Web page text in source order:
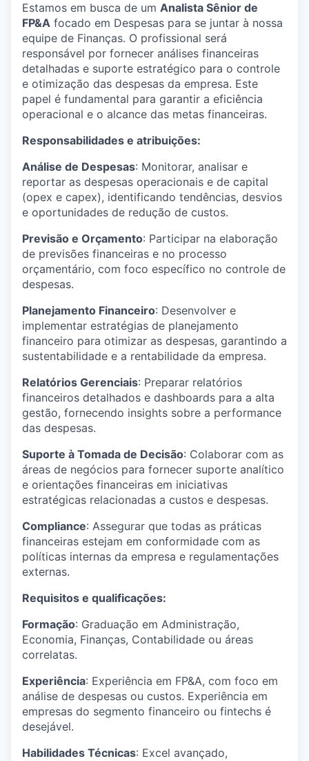
Estamos em busca de um Analista Sênior de
FP&A focado em Despesas para se juntar à nossa
equipe de Finanças. O profissional será
responsável por fornecer análises financeiras
detalhadas e suporte estratégico para o controle
e otimização das despesas da empresa. Este
papel é fundamental para garantir a eficiência
operacional e o alcance das metas financeiras.
Responsabilidades e atribuições:
Análise de Despesas: Monitorar, analisar e
reportar as despesas operacionais e de capital
(opex e capex), identificando tendências, desvios
e oportunidades de redução de custos.
Previsão e Orçamento: Participar na elaboração
de previsões financeiras e no processo
orçamentário, com foco específico no controle de
despesas.
Planejamento Financeiro: Desenvolver e
implementar estratégias de planejamento
financeiro para otimizar as despesas, garantindo a
sustentabilidade e a rentabilidade da empresa.
Relatórios Gerenciais: Preparar relatórios
financeiros detalhados e dashboards para a alta
gestão, fornecendo insights sobre a performance
das despesas.
Suporte à Tomada de Decisão: Colaborar com as
áreas de negócios para fornecer suporte analítico
e orientações financeiras em iniciativas
estratégicas relacionadas a custos e despesas.
Compliance: Assegurar que todas as práticas
financeiras estejam em conformidade com as
políticas internas da empresa e regulamentações
externas.
Requisitos e qualificações:
Formação: Graduação em Administração,
Economia, Finanças, Contabilidade ou áreas
correlatas.
Experiência: Experiência em FP&A, com foco em
análise de despesas ou custos. Experiência em
empresas do segmento financeiro ou fintechs é
desejável.
Habilidades Técnicas: Excel avançado,